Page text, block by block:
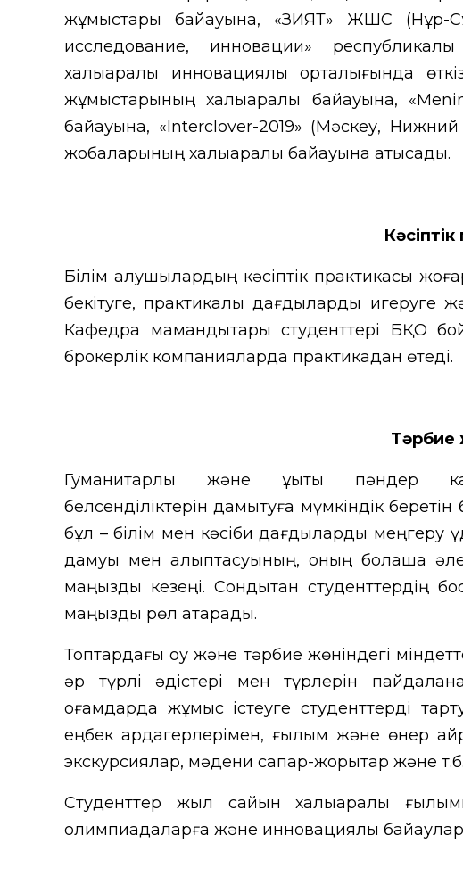
жұмыстары байқауына, «ЗИЯТ» ЖШС (Нұр-
исследование, инновации»
халықаралық инновациялық орталығында
жұмыстарының халықаралық байқауына,
байқауына, «Interclover-2019» (Мәскеу,
жобаларының халықаралық байқауына қатысады.
Білім алушылардың кәсіптік практикасы
бекітуге, практикалық дағдыларды игеруге
Кафедра мамандықтары студенттері БҚО
брокерлік компанияларда практикадан өтеді.
Гуманитарлық және құқықтық пәндер
белсенділіктерін дамытуға мүмкіндік
бұл – білім мен кәсіби дағдыларды меңгеру
дамуы мен қалыптасуының, оның болашақ
маңызды кезеңі. Сондықтан студенттердің
маңызды рөл атқарады.
Топтардағы оқу және тәрбие жөніндегі
әр түрлі әдістері мен түрлерін
қоғамдарда жұмыс істеуге студенттерді
еңбек ардагерлерімен, ғылым және өнер
экскурсиялар, мәдени сапар-жорықтар және т.б.
Студенттер жыл сайын халықаралық
олимпиадаларға және инновациялық